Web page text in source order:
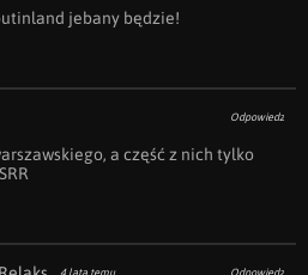
jebany będzie!
Odpowiedz
a część z nich tylko
4 lata temu Odpowiedz